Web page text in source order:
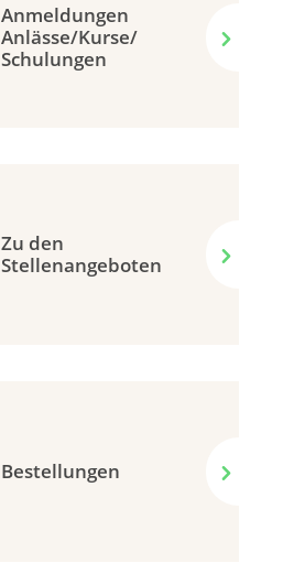
Anmeldungen
Anlässe/Kurse/
Schulungen
Zu den
Stellenangeboten
Bestellungen